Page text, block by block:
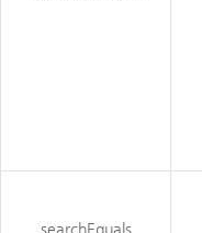
searchEquals